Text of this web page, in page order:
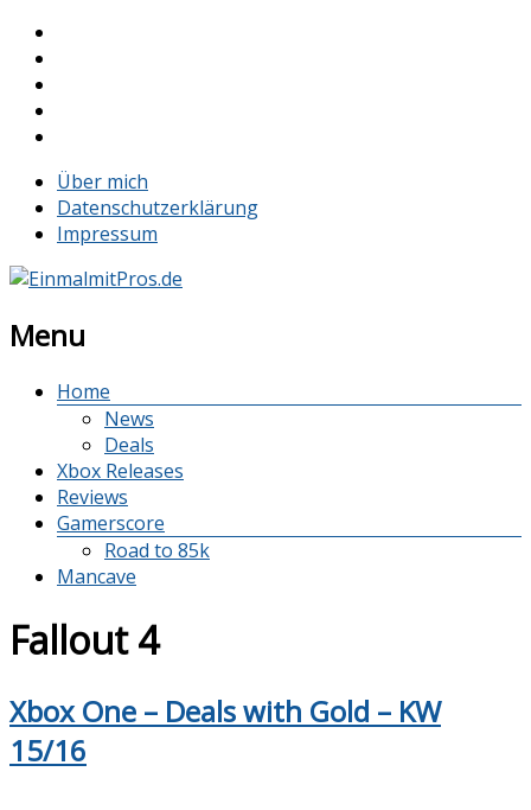
Über mich
Datenschutzerklärung
Impressum
Menu
Home
News
Deals
Xbox Releases
Reviews
Gamerscore
Road to 85k
Mancave
Fallout 4
Xbox One – Deals with Gold – KW
15/16